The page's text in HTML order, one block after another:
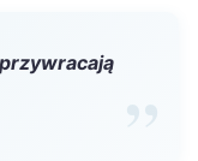
przywracają